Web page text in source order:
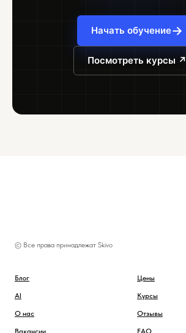
Начать обучение→
Посмотреть курсы ↗
© Все права принадлежат Skivo
Блог
AI
О нас
Вакансии
Цены
Курсы
Отзывы
FAQ